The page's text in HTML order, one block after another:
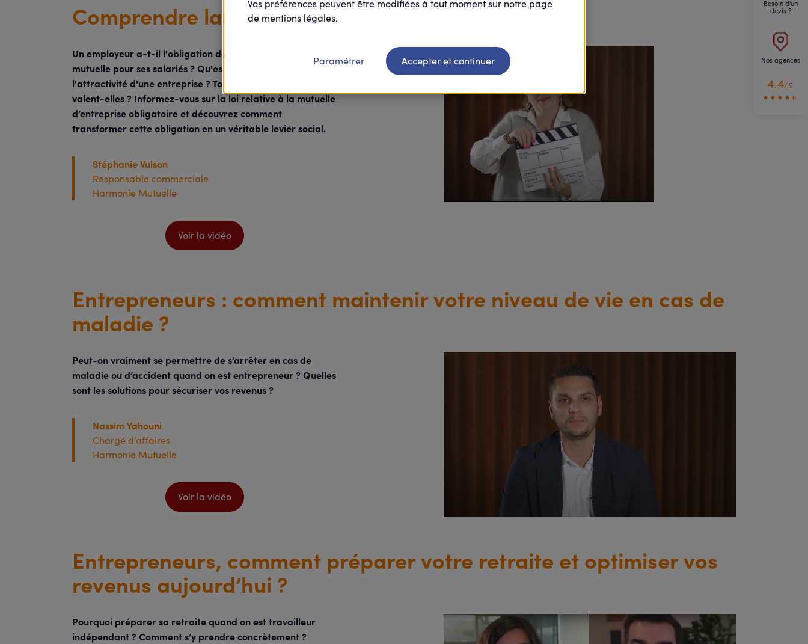
Comprendre la protection santé des salariés
Un employeur a-t-il l'obligation de mettre en place une
mutuelle pour ses salariés ? Qu'est-ce qui booste
l'attractivité d'une entreprise ? Toutes les mutuelles se
valent-elles ? Informez-vous sur la loi relative à la mutuelle
d’entreprise obligatoire et découvrez comment
transformer cette obligation en un véritable levier social.
Stéphanie Vulson
Responsable commerciale
Harmonie Mutuelle
Voir la vidéo
Entrepreneurs : comment maintenir votre niveau de vie en cas de
maladie ?
Peut-on vraiment se permettre de s’arrêter en cas de
maladie ou d’accident quand on est entrepreneur ? Quelles
sont les solutions pour sécuriser vos revenus ?
Nassim Yahouni
Chargé d’affaires
Harmonie Mutuelle
Voir la vidéo
Entrepreneurs, comment préparer votre retraite et optimiser vos
revenus aujourd’hui ?
Pourquoi préparer sa retraite quand on est travailleur
indépendant ? Comment s’y prendre concrètement ?
Besoin d'un
devis ?
Nos agences
4.4/5
Vos préférences peuvent être modifiées à tout moment sur notre page
de mentions légales.
Paramétrer Accepter et continuer